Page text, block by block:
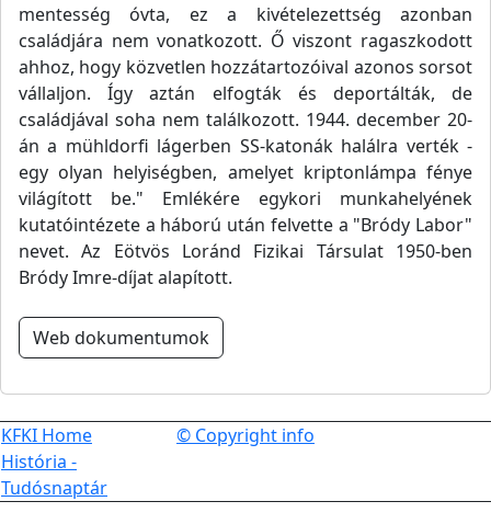
mentesség óvta, ez a kivételezettség azonban
családjára nem vonatkozott. Ő viszont ragaszkodott
ahhoz, hogy közvetlen hozzátartozóival azonos sorsot
vállaljon. Így aztán elfogták és deportálták, de
családjával soha nem találkozott. 1944. december 20-
án a mühldorfi lágerben SS-katonák halálra verték -
egy olyan helyiségben, amelyet kriptonlámpa fénye
világított be." Emlékére egykori munkahelyének
kutatóintézete a háború után felvette a "Bródy Labor"
nevet. Az Eötvös Loránd Fizikai Társulat 1950-ben
Bródy Imre-díjat alapított.
Web dokumentumok
KFKI Home
História -
Tudósnaptár
© Copyright info